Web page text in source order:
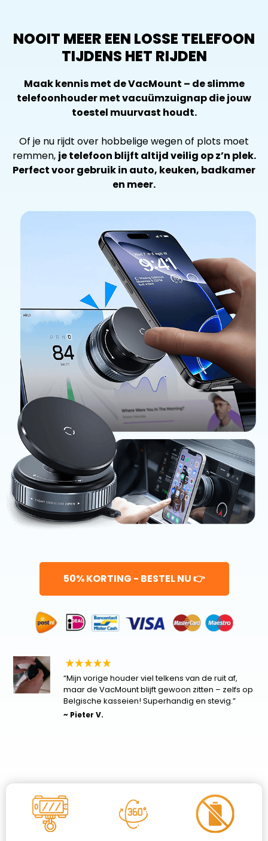
NOOIT MEER EEN LOSSE TELEFOON
TIJDENS HET RIJDEN
Maak kennis met de VacMount – de slimme
telefoonhouder met vacuümzuignap die jouw
toestel muurvast houdt.
Of je nu rijdt over hobbelige wegen of plots moet
remmen, je telefoon blijft altijd veilig op z’n plek.
Perfect voor gebruik in auto, keuken, badkamer
en meer.
50% KORTING - BESTEL NU 👉
“Mijn vorige houder viel telkens van de ruit af,
maar de VacMount blijft gewoon zitten – zelfs op
Belgische kasseien! Superhandig en stevig.”
~ Pieter V.